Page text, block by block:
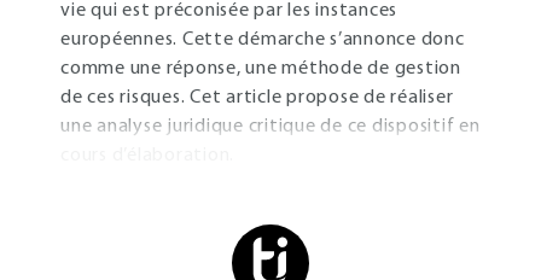
vie qui est préconisée par les instances
européennes. Cette démarche s’annonce donc
comme une réponse, une méthode de gestion
de ces risques. Cet article propose de réaliser
une analyse juridique critique de ce dispositif en